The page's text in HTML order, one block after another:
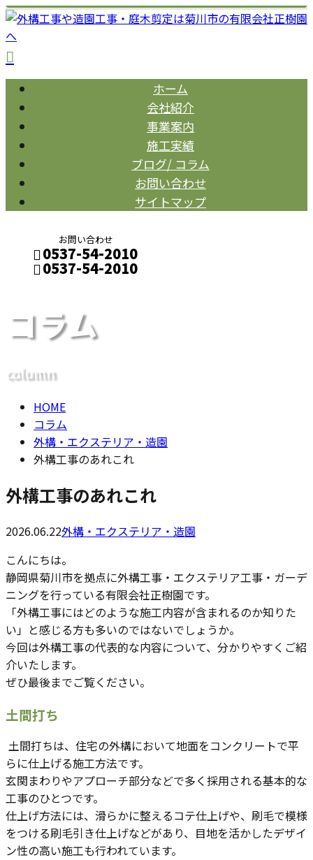
ホーム
会社紹介
事業案内
施工実績
ブログ/ コラム
お問い合わせ
サイトマップ
お問い合わせ
0537-54-2010
0537-54-2010
メールフォーム
コラム
column
HOME
コラム
外構・エクステリア・造園
外構工事のあれこれ
外構工事のあれこれ
2026.06.22外構・エクステリア・造園
こんにちは。
静岡県菊川市を拠点に外構工事・エクステリア工事・ガーデ
ニングを行っている有限会社正樹園です。
「外構工事にはどのような施工内容が含まれるのか知りた
い」と感じる方も多いのではないでしょうか。
今回は外構工事の代表的な内容について、分かりやすくご紹
介いたします。
ぜひ最後までご覧ください。
土間打ち
土間打ちは、住宅の外構において地面をコンクリートで平
らに仕上げる施工方法です。
玄関まわりやアプローチ部分などで多く採用される基本的な
工事のひとつです。
仕上げ方法には、滑らかに整えるコテ仕上げや、刷毛で模様
をつける刷毛引き仕上げなどがあり、目地を活かしたデザイ
ン性の高い施工も行われています。